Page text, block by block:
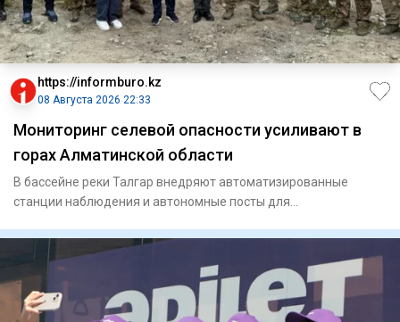
https://informburo.kz
08 Августа 2026 22:33
Мониторинг селевой опасности усиливают в
горах Алматинской области
В бассейне реки Талгар внедряют автоматизированные
станции наблюдения и автономные посты для